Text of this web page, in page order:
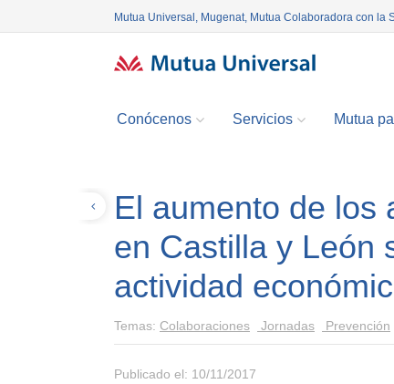
Mutua Universal, Mugenat, Mutua Colaboradora con la
Conócenos Servicios Mutua
El aumento de los
en Castilla y León
actividad
Temas: Colaboraciones Jornadas Prevención
Publicado el: 10/11/2017